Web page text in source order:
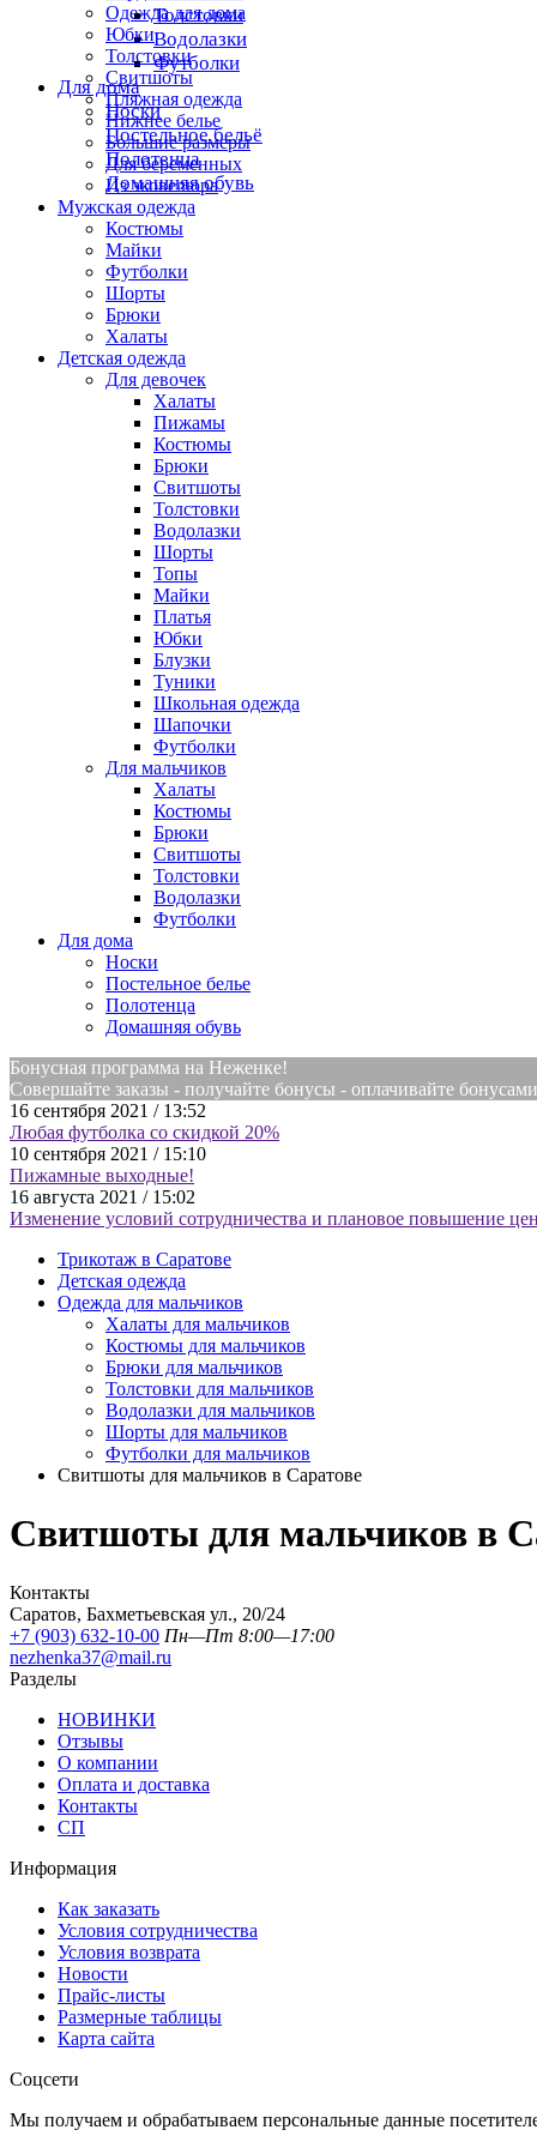
Толстовки
Водолазки
Футболки
Для дома
Носки
Постельное бельё
Полотенца
Домашняя обувь
Одежда для дома
Юбки
Толстовки
Свитшоты
Пляжная одежда
Нижнее белье
Большие размеры
Для беременных
Из эковелюра
Мужская одежда
Костюмы
Майки
Футболки
Шорты
Брюки
Халаты
Детская одежда
Для девочек
Халаты
Пижамы
Костюмы
Брюки
Свитшоты
Толстовки
Водолазки
Шорты
Топы
Майки
Платья
Юбки
Блузки
Туники
Школьная одежда
Шапочки
Футболки
Для мальчиков
Халаты
Костюмы
Брюки
Свитшоты
Толстовки
Водолазки
Футболки
Для дома
Носки
Постельное белье
Полотенца
Домашняя обувь
Бонусная программа на Неженке!
Совершайте заказы - получайте бонусы - оплачивайте
16 сентября 2021 / 13:52
Любая футболка со скидкой 20%
10 сентября 2021 / 15:10
Пижамные выходные!
16 августа 2021 / 15:02
Изменение условий сотрудничества и плановое повышение
Трикотаж в Саратове
Детская одежда
Одежда для мальчиков
Халаты для мальчиков
Костюмы для мальчиков
Брюки для мальчиков
Толстовки для мальчиков
Водолазки для мальчиков
Шорты для мальчиков
Футболки для мальчиков
Свитшоты для мальчиков в Саратове
Свитшоты для мальчиков в
Контакты
Саратов, Бахметьевская ул., 20/24
+7 (903) 632-10-00 Пн—Пт 8:00—17:00
nezhenka37@mail.ru
Разделы
НОВИНКИ
Отзывы
О компании
Оплата и доставка
Контакты
СП
Информация
Как заказать
Условия сотрудничества
Условия возврата
Новости
Прайс-листы
Размерные таблицы
Карта сайта
Соцсети
Мы получаем и обрабатываем персональные данные